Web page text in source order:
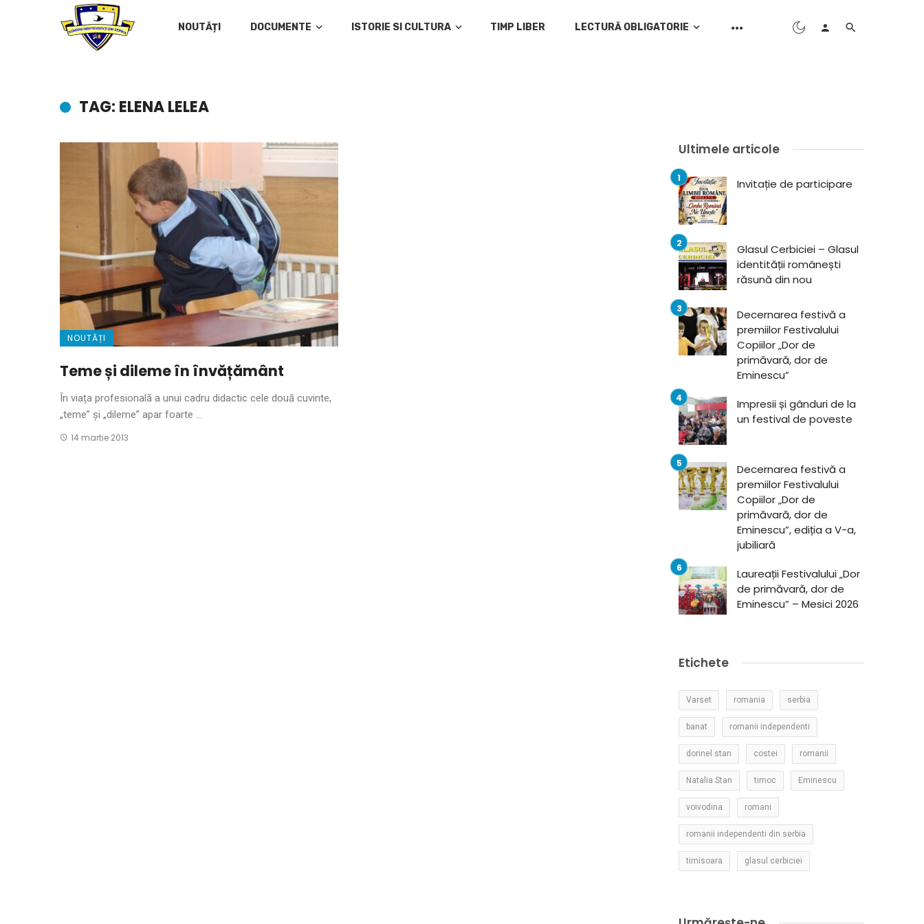
NOUTĂȚI DOCUMENTE ISTORIE SI CULTURA TIMP LIBER LECTURĂ OBLIGATORIE
TAG: ELENA LELEA
NOUTĂȚI
Teme și dileme în învățământ
În viața profesională a unui ca­dru didactic cele două cuvinte,
„teme” și „dileme” apar foarte ...
14 martie 2013
Ultimele articole
Invitație de participare
Glasul Cerbiciei – Glasul
identității românești
răsună din nou
Decernarea festivă a
premiilor Festivalului
Copiilor „Dor de
primăvară, dor de
Eminescu”
Impresii și gânduri de la
un festival de poveste
Decernarea festivă a
premiilor Festivalului
Copiilor „Dor de
primăvară, dor de
Eminescu”, ediția a V-a,
jubiliară
Laureații Festivalului „Dor
de primăvară, dor de
Eminescu” – Mesici 2026
Etichete
Varset romania serbia
banat romanii independenti
dorinel stan costei romanii
Natalia Stan timoc Eminescu
voivodina romani
romanii independenti din serbia
timisoara glasul cerbiciei